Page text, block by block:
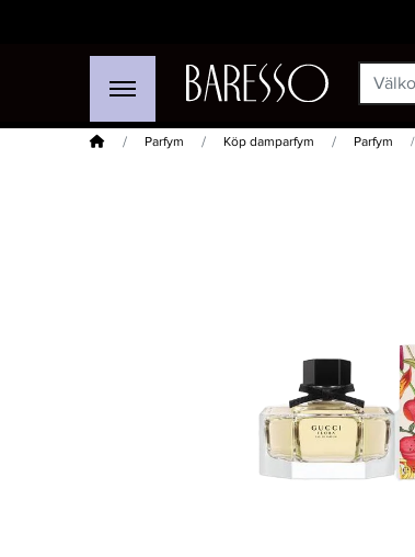
Hem Parfym Köp damparfym Parfym